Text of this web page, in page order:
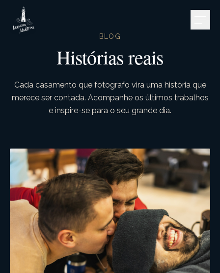
Pular para o conteúdo
BLOG
Histórias reais
Cada casamento que fotografo vira uma história que
merece ser contada. Acompanhe os últimos trabalhos
e inspire-se para o seu grande dia.